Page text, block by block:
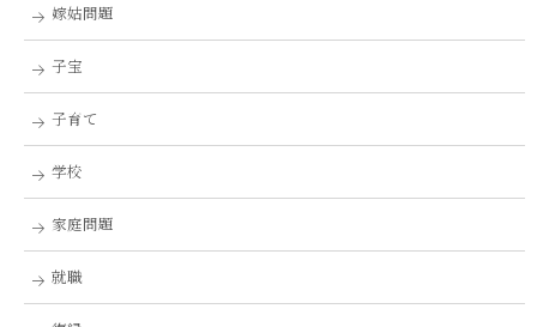
嫁姑問題
子宝
子育て
学校
家庭問題
就職